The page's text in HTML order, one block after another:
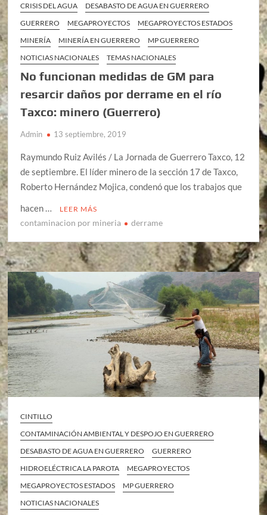
CRISIS DEL AGUA
DESABASTO DE AGUA EN GUERRERO
GUERRERO
MEGAPROYECTOS
MEGAPROYECTOS ESTADOS
MINERÍA
MINERÍA EN GUERRERO
MP GUERRERO
NOTICIAS NACIONALES
TEMAS NACIONALES
No funcionan medidas de GM para
resarcir daños por derrame en el río
Taxco: minero (Guerrero)
Admin 13 septiembre, 2019
Raymundo Ruiz Avilés / La Jornada de Guerrero Taxco, 12
de septiembre. El líder minero de la sección 17 de Taxco,
Roberto Hernández Mojica, condenó que los trabajos que
hacen …
LEER MÁS
contaminacion por mineria derrame
CINTILLO
CONTAMINACIÓN AMBIENTAL Y DESPOJO EN GUERRERO
DESABASTO DE AGUA EN GUERRERO
GUERRERO
HIDROELÉCTRICA LA PAROTA
MEGAPROYECTOS
MEGAPROYECTOS ESTADOS
MP GUERRERO
NOTICIAS NACIONALES